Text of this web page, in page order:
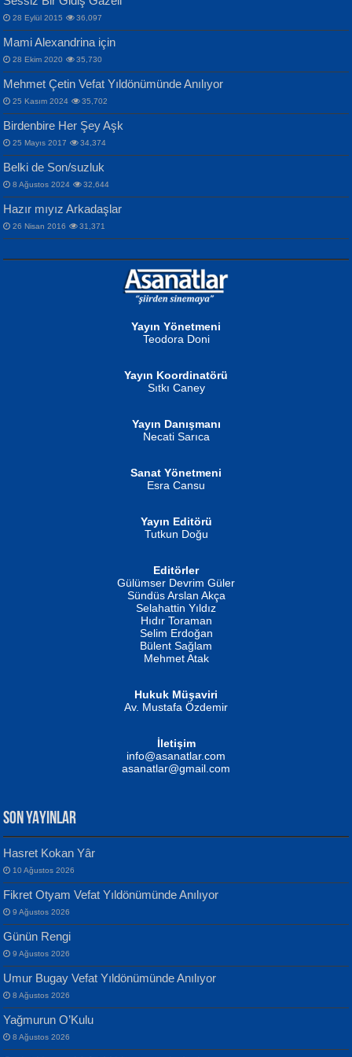
Gazze’nin Şecaati, Ümmetin İmtihanı...
MAHMUT GÜRBÜZ
İbrahim Olmak ve Bitirebilmek...
NURAN KÖSE BAYDAR
İSMAİL OKUTAN
Erkeklerin Kahrolması Ne Demektir
MUSTAFA KELOĞLU
Yarına İz Bırakmak...
ATİLLA ÖZEN
Sultan Olmadan Önce Eyüp...
İdrakimle Üşürken...
Songül Özel
Mahzen...
Ben Deniz Değilim ki...
Evvel Zaman Tanrıçası...
Yılmaz Ekinci
Geceye Söylenen...
Banu Sancak
Defterimden İçeri...
NAZIM HİKMET RAN
Bir Cezaevinde, Tecritteki Adamın
Mektupları...
28 Eylül 2015 36,097
Mami Alexandrina için
28 Ekim 2020 35,730
Mehmet Çetin Vefat Yıldönümünde Anılıyor
25 Kasım 2024 35,702
Birdenbire Her Şey Aşk
25 Mayıs 2017 34,374
Belki de Son/suzluk
8 Ağustos 2024 32,644
Hazır mıyız Arkadaşlar
26 Nisan 2016 31,371
Yayın Yönetmeni
Teodora Doni
Yayın Koordinatörü
Sıtkı Caney
Yayın Danışmanı
Necati Sarıca
Sanat Yönetmeni
Esra Cansu
Yayın Editörü
Tutkun Doğu
Editörler
Gülümser Devrim Güler
Sündüs Arslan Akça
Selahattin Yıldız
Hıdır Toraman
Selim Erdoğan
Bülent Sağlam
Mehmet Atak
Hukuk Müşaviri
Av. Mustafa Özdemir
İletişim
info@asanatlar.com
asanatlar@gmail.com
SON YAYINLAR
Hasret Kokan Yâr
10 Ağustos 2026
Fikret Otyam Vefat Yıldönümünde Anılıyor
9 Ağustos 2026
Günün Rengi
9 Ağustos 2026
Umur Bugay Vefat Yıldönümünde Anılıyor
8 Ağustos 2026
Yağmurun O’Kulu
8 Ağustos 2026